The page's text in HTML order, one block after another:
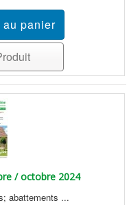
/ octobre 2024
abattements ...